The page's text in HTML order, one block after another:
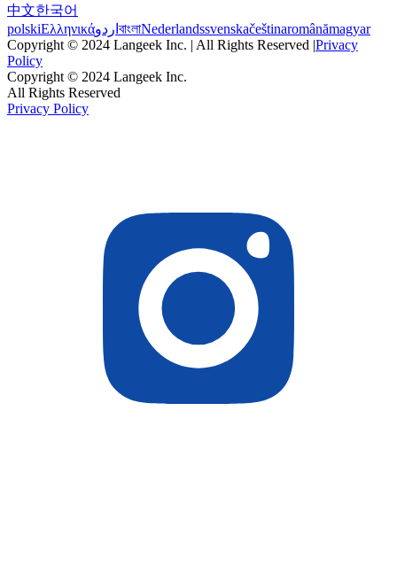
中文한국어
polskiΕλληνικάاردو বাংলাNederlandssvenskačeštinaromânămagyar
Copyright © 2024 Langeek Inc. | All Rights Reserved |Privacy
Policy
Copyright © 2024 Langeek Inc.
All Rights Reserved
Privacy Policy